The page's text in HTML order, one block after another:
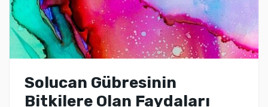
Solucan Gübresinin
Bitkilere Olan Faydaları